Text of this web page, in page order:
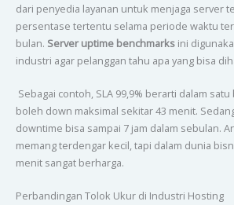
dari penyedia layanan untuk menjaga server
persentase tertentu selama periode waktu
bulan. Server uptime benchmarksini
industri agar pelanggan tahu apa yang bisa
Sebagai contoh, SLA 99,9% berarti dalam
boleh down maksimal sekitar 43 menit.
downtime bisa sampai 7 jam dalam sebulan.
memang terdengar kecil, tapi dalam dunia
menit sangat berharga.
Perbandingan Tolok Ukur di Industri Hosting